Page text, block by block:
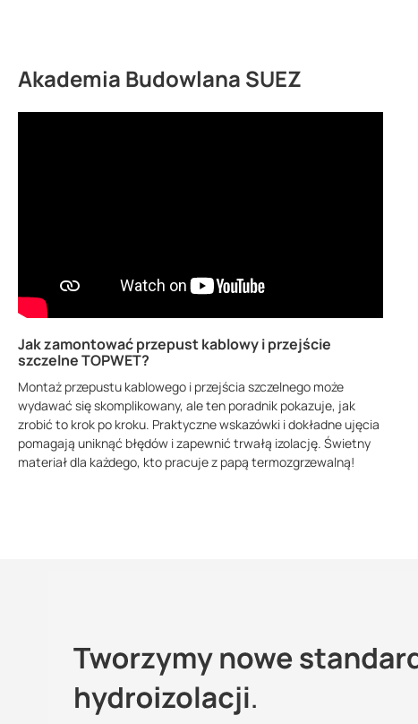
Akademia Budowlana SUEZ
Jak zamontować przepust kablowy i przejście
szczelne TOPWET?
Montaż przepustu kablowego i przejścia szczelnego może
wydawać się skomplikowany, ale ten poradnik pokazuje, jak
zrobić to krok po kroku. Praktyczne wskazówki i dokładne ujęcia
pomagają uniknąć błędów i zapewnić trwałą izolację. Świetny
materiał dla każdego, kto pracuje z papą termozgrzewalną!